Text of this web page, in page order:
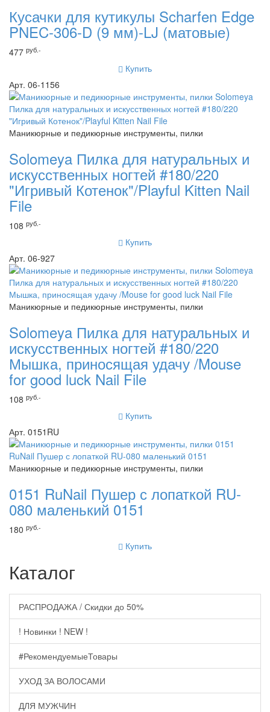
Кусачки для кутикулы Scharfen Edge
PNEC-306-D (9 мм)-LJ (матовые)
477 руб.-
Купить
Арт. 06-1156
Маникюрные и педикюрные инструменты, пилки
Solomeya Пилка для натуральных и
искусственных ногтей #180/220
"Игривый Котенок"/Playful Kitten Nail
File
108 руб.-
Купить
Арт. 06-927
Маникюрные и педикюрные инструменты, пилки
Solomeya Пилка для натуральных и
искусственных ногтей #180/220
Мышка, приносящая удачу /Mouse
for good luck Nail File
108 руб.-
Купить
Арт. 0151RU
Маникюрные и педикюрные инструменты, пилки
0151 RuNail Пушер с лопаткой RU-
080 маленький 0151
180 руб.-
Купить
Каталог
РАСПРОДАЖА / Скидки до 50%
! Новинки ! NEW !
#РекомендуемыеТовары
УХОД ЗА ВОЛОСАМИ
ДЛЯ МУЖЧИН